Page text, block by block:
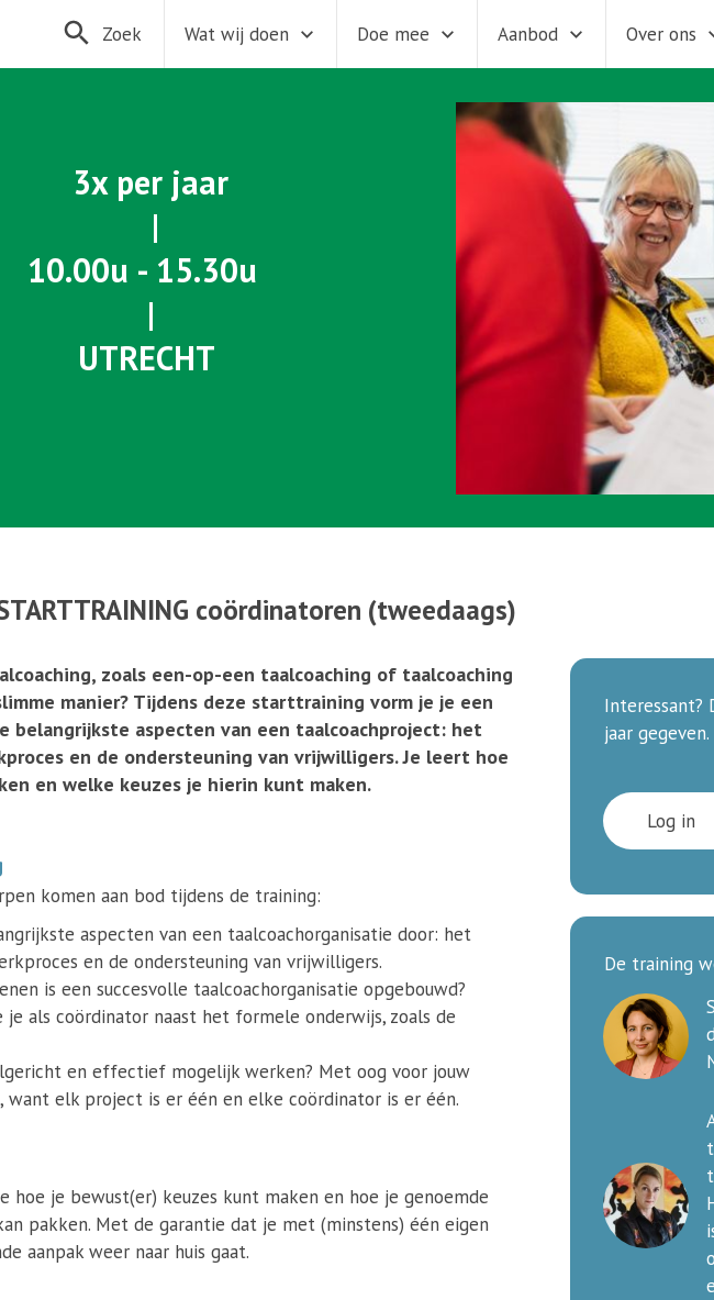
Zoek Wat wij doen Doe mee Aanbod Over ons
3x per jaar
|
10.00u - 15.30u
|
UTRECHT
STARTTRAINING coördinatoren (tweedaags)
zoals een-op-een taalcoaching of taalcoaching
manier? Tijdens deze starttraining vorm je je een
belangrijkste aspecten van een taalcoachproject: het
en de ondersteuning van vrijwilligers. Je leert hoe
en welke keuzes je hierin kunt maken.
komen aan bod tijdens de training:
aspecten van een taalcoachorganisatie door: het
en de ondersteuning van vrijwilligers.
is een succesvolle taalcoachorganisatie opgebouwd?
je als coördinator naast het formele onderwijs, zoals de
en effectief mogelijk werken? Met oog voor jouw
want elk project is er één en elke coördinator is er één.
hoe je bewust(er) keuzes kunt maken en hoe je genoemde
pakken. Met de garantie dat je met (minstens) één eigen
aanpak weer naar huis gaat.
Interessant?
jaar
Log in
De training